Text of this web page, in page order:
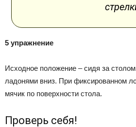
5 упражнение
Исходное положение – сидя за
ладонями вниз. При фиксированном
мячик по поверхности стола.
Проверь себя!